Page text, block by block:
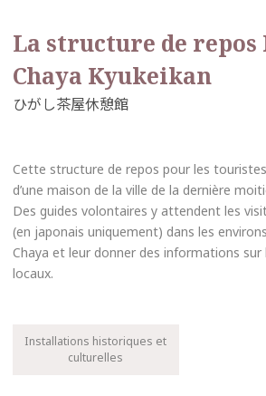
La structure de repos
Chaya Kyukeikan
Cette structure de repos pour les
d’une maison de la ville de la dernière
Des guides volontaires y attendent les
(en japonais uniquement) dans les
Chaya et leur donner des informations
locaux.
Installations historiques et
culturelles